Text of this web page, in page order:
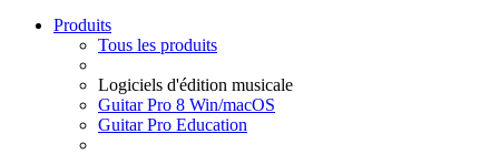
Produits
Tous les produits
Logiciels d'édition musicale
Guitar Pro 8 Win/macOS
Guitar Pro Education